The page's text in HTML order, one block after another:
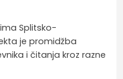
Splitsko-
je promidžba
i čitanja kroz razne